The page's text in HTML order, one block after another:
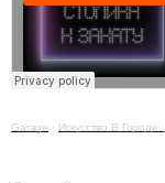
Garage · Искусство В